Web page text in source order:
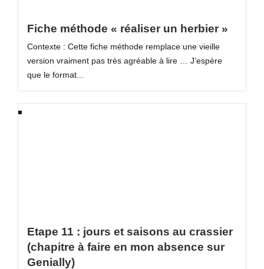
Fiche méthode « réaliser un herbier »
Contexte : Cette fiche méthode remplace une vieille
version vraiment pas très agréable à lire … J’espère
que le format...
Etape 11 : jours et saisons au crassier
(chapitre à faire en mon absence sur
Genially)